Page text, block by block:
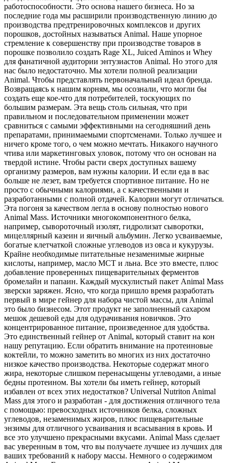
работоспособности. Это основа нашего бизнеса. Но за
последние года мы расширили производственную линию до
производства предтренировочных комплексов и других
порошков, достойных называться Animal. Наше упорное
стремление к совершенству при производстве товаров в
порошке позволило создать Rage XL, Juiced Aminos и Whey
для фанатичной аудитории энтузиастов Animal. Но этого для
нас было недостаточно. Мы хотели полной реализации
Animal. Чтобы представлять первоначальный идеал бренда.
Возвращаясь к нашим корням, мы осознали, что могли бы
создать еще кое-что для потребителей, тоскующих по
большим размерам. Эта вещь столь сильная, что при
правильном и последовательном применении может
сравниться с самыми эффективными на сегодняшний день
препаратами, принимаемыми спортсменами. Только лучшее и
ничего кроме того, о чем можно мечтать. Никакого научного
чтива или маркетинговых уловок, потому что он основан на
твердой истине. Чтобы расти сверх доступных вашему
организму размеров, вам нужны калории. И если еда в вас
больше не лезет, вам требуется спортивное питание. Но не
просто с обычными калориями, а с качественными и
разработанными с полной отдачей. Калории могут отличаться.
Эта погоня за качеством легла в основу полностью нового
Animal Mass. Источники многокомпонентного белка,
например, сывороточный изолят, гидролизат сыворотки,
мицеллярный казеин и яичный альбумин. Легко усваиваемые,
богатые клетчаткой сложные углеводов из овса и кукурузы.
Крайне необходимые питательные незаменимые жирные
кислоты, например, масло MCT и льна. Все это вместе, плюс
добавление проверенных пищеварительных ферментов
бромелайн и папаин. Каждый мускулистый пакет Animal Mass
зверски заряжен. Ясно, что когда пришло время разработать
первый в мире гейнер для набора чистой массы, для Animal
это было бизнесом. Этот продукт не заполненный сахаром
мешок дешевой еды для одурачивания новичков. Это
концентрированное питание, произведенное для удобства.
Это единственный гейнер от Animal, который ставит на кон
нашу репутацию. Если обратить внимание на протеиновые
коктейли, то можно заметить во многих из них достаточно
низкое качество производства. Некоторые содержат много
жира, некоторые слишком перенасыщены углеводами, а иные
бедны протеином. Вы хотели бы иметь гейнер, который
избавлен от всех этих недостатков? Universal Nutriton Animal
Mass для этого и разработан - для достижения отличного тела
с помощью: превосходных источников белка, сложных
углеводов, незаменимых жиров, плюс пищеварительные
энзимы для отличного усваивания и всасывания в кровь. И
все это улучшено прекрасными вкусами. Animal Mass сделает
вас уверенным в том, что вы получаете лучшее из лучших для
ваших требований к набору массы. Немного о содержимом